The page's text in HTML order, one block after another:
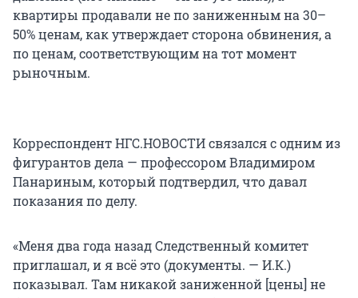
квартиры продавали не по заниженным на 30–
50% ценам, как утверждает сторона обвинения, а
по ценам, соответствующим на тот момент
рыночным.
Корреспондент НГС.НОВОСТИ связался с одним из
фигурантов дела — профессором Владимиром
Панариным, который подтвердил, что давал
показания по делу.
«Меня два года назад Следственный комитет
приглашал, и я всё это (документы. — И.К.)
показывал. Там никакой заниженной [цены] не